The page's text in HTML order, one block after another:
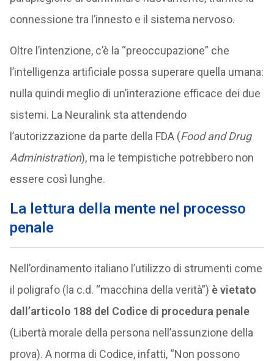
connessione tra l’innesto e il sistema nervoso.
Oltre l’intenzione, c’è la “preoccupazione” che
l’intelligenza artificiale possa superare quella umana:
nulla quindi meglio di un’interazione efficace dei due
sistemi. La Neuralink sta attendendo
l’autorizzazione da parte della FDA (Food and Drug
Administration), ma le tempistiche potrebbero non
essere così lunghe.
La lettura della mente nel processo
penale
Nell’ordinamento italiano l’utilizzo di strumenti come
il poligrafo (la c.d. “macchina della verità”) è vietato
dall’articolo 188 del Codice di procedura penale
(Libertà morale della persona nell’assunzione della
prova). A norma di Codice, infatti, “Non possono